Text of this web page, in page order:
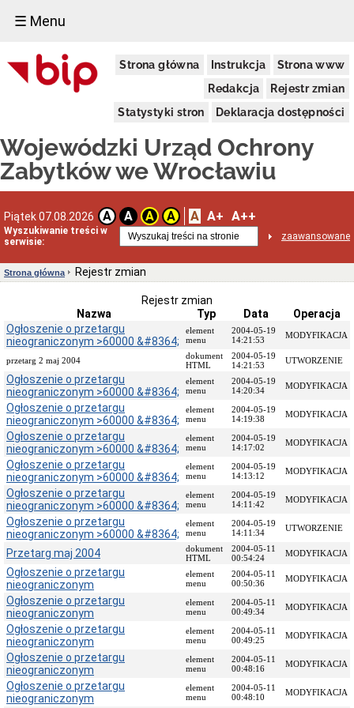
☰ Menu
Strona główna Instrukcja
Strona www
Redakcja
Rejestr zmian
Statystyki stron
Deklaracja dostępności
Wojewódzki Urząd Ochrony
Zabytków we Wrocławiu
Piątek 07.08.2026 A A A A A A+ A++
Wyszukiwanie treści w
serwisie:
zaawansowane
Dostępność
Deklaracja
dostępności
realizowanym
projekcie
dofinansowanym
Europejskich
Delegatury
adresowe
Podstawy
Osoby
i
kompetencje
działania
i
kompetencje
Sprawozdawczość
finansowa
Statystyki
Wojewódzka
Rada
Ochrony
Zabytków
Poradnik
klienta
załatwić
sprawę
Przyjmowanie
interesantów
Opłaty
skarbowe
Szukam
legalnie
Obwieszczenia,
Strona główna Rejestr zmian
Rejestr zmian
Nazwa
Typ Data
Operacja
Ogłoszenie o przetargu
nieograniczonym >60000 &#8364;
element
menu
2004-05-19
14:21:53
MODYFIKACJA
przetarg 2 maj 2004
dokument
HTML
2004-05-19
14:21:53
UTWORZENIE
Ogłoszenie o przetargu
nieograniczonym >60000 &#8364;
element
menu
2004-05-19
14:20:34
MODYFIKACJA
Ogłoszenie o przetargu
nieograniczonym >60000 &#8364;
element
menu
2004-05-19
14:19:38
MODYFIKACJA
Ogłoszenie o przetargu
nieograniczonym >60000 &#8364;
element
menu
2004-05-19
14:17:02
MODYFIKACJA
Ogłoszenie o przetargu
nieograniczonym >60000 &#8364;
element
menu
2004-05-19
14:13:12
MODYFIKACJA
Ogłoszenie o przetargu
nieograniczonym >60000 &#8364;
element
menu
2004-05-19
14:11:42
MODYFIKACJA
Ogłoszenie o przetargu
nieograniczonym >60000 &#8364;
element
menu
2004-05-19
14:11:34
UTWORZENIE
Przetarg maj 2004
dokument
HTML
2004-05-11
00:54:24
MODYFIKACJA
Ogłoszenie o przetargu
nieograniczonym
element
menu
2004-05-11
00:50:36
MODYFIKACJA
Ogłoszenie o przetargu
nieograniczonym
element
menu
2004-05-11
00:49:34
MODYFIKACJA
Ogłoszenie o przetargu
nieograniczonym
element
menu
2004-05-11
00:49:25
MODYFIKACJA
Ogłoszenie o przetargu
nieograniczonym
element
menu
2004-05-11
00:48:16
MODYFIKACJA
Ogłoszenie o przetargu
nieograniczonym
element
menu
2004-05-11
00:48:10
MODYFIKACJA